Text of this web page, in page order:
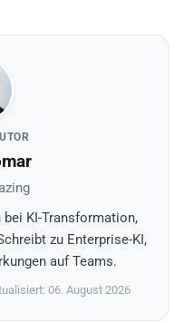
KI-Transformation,
zu Enterprise-KI,
auf Teams.
06. August 2026